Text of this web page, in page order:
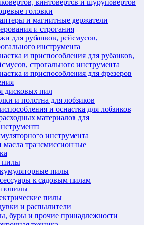
винтовертов и шуруповертов
головки
и магнитные держатели
и строгания
для рубанков, рейсмусов,
инструмента
и приспособления для рубанков,
строгального инструмента
и приспособления для фрезеров
дисковых пил
и полотна для лобзиков
и оснастка для лобзиков
материалов для
инструмента
масла трансмиссионные
пилы
пилы
к садовым пилам
пилы
и распылители
буры и прочие принадлежности